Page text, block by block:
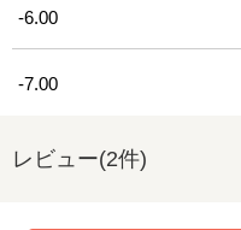
-6.00
-7.00
レビュー(2件)